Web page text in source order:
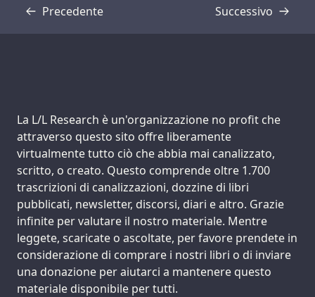
Precedente
Trascrizione Successivo
Trascrizione
Support us:
La L/L Research è un'organizzazione no profit che
attraverso questo sito offre liberamente
virtualmente tutto ciò che abbia mai canalizzato,
scritto, o creato. Questo comprende oltre 1.700
trascrizioni di canalizzazioni, dozzine di libri
pubblicati, newsletter, discorsi, diari e altro. Grazie
infinite per valutare il nostro materiale. Mentre
leggete, scaricate o ascoltate, per favore prendete in
considerazione di comprare i nostri libri o di inviare
una donazione per aiutarci a mantenere questo
materiale disponibile per tutti.